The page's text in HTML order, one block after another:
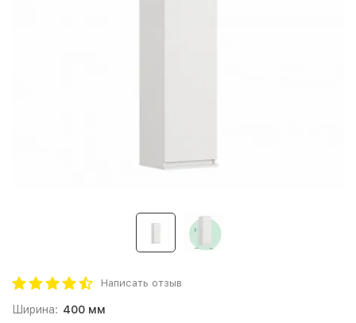
Написать отзыв
Ширина: 400 мм